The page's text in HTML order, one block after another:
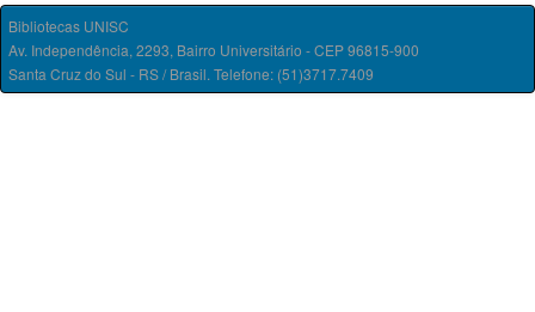
Bibliotecas UNISC
Av. Independência, 2293, Bairro Universitário - CEP 96815-900
Santa Cruz do Sul - RS / Brasil. Telefone: (51)3717.7409